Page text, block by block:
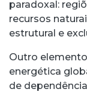
paradoxal:
recursos
estrutural e
Outro
energética
de